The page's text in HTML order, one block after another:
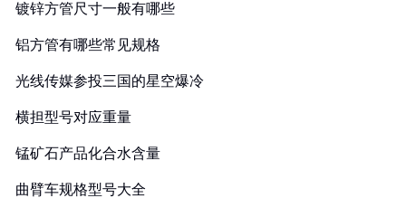
镀锌方管尺寸一般有哪些
铝方管有哪些常见规格
光线传媒参投三国的星空爆冷
横担型号对应重量
锰矿石产品化合水含量
曲臂车规格型号大全